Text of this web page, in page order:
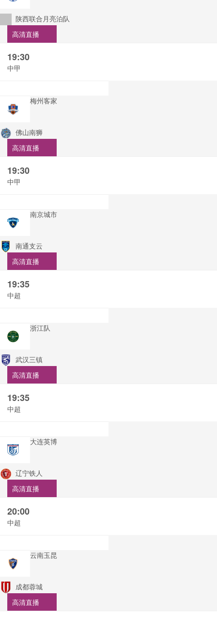
陕西联合月亮泊队
高清直播
19:30
中甲
梅州客家
佛山南狮
高清直播
19:30
中甲
南京城市
南通支云
高清直播
19:35
中超
浙江队
武汉三镇
高清直播
19:35
中超
大连英博
辽宁铁人
高清直播
20:00
中超
云南玉昆
成都蓉城
高清直播